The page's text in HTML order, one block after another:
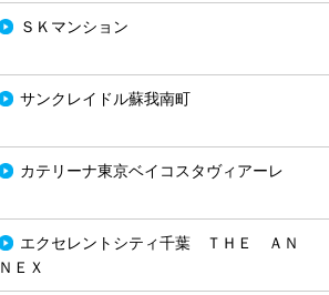
ＳＫマンション
サンクレイドル蘇我南町
カテリーナ東京ベイコスタヴィアーレ
エクセレントシティ千葉 ＴＨＥ ＡＮ
ＮＥＸ